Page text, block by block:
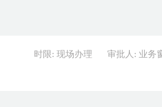
时限: 现场办理 审批人: 业务